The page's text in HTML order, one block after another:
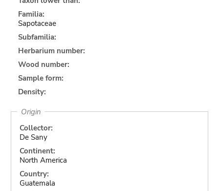
Familia:
Sapotaceae
Subfamilia:
Herbarium number:
Wood number:
Sample form:
Density:
Origin
Collector:
De Sany
Continent:
North America
Country:
Guatemala